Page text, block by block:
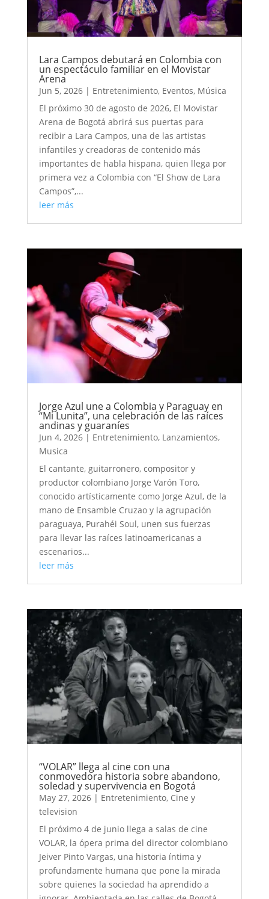
Lara Campos debutará en Colombia con
un espectáculo familiar en el Movistar
Arena
Jun 5, 2026| Entretenimiento, Eventos, Música
El próximo 30 de agosto de 2026, El Movistar
Arena de Bogotá abrirá sus puertas para
recibir a Lara Campos, una de las artistas
infantiles y creadoras de contenido más
importantes de habla hispana, quien llega por
primera vez a Colombia con “El Show de Lara
Campos”,...
leer más
Jorge Azul une a Colombia y Paraguay en
“Mi Lunita”, una celebración de las raíces
andinas y guaraníes
Jun 4, 2026| Entretenimiento, Lanzamientos,
Musica
El cantante, guitarronero, compositor y
productor colombiano Jorge Varón Toro,
conocido artísticamente como Jorge Azul, de la
mano de Ensamble Cruzao y la agrupación
paraguaya, Purahéi Soul, unen sus fuerzas
para llevar las raíces latinoamericanas a
escenarios...
leer más
“VOLAR” llega al cine con una
conmovedora historia sobre abandono,
soledad y supervivencia en Bogotá
May 27, 2026| Entretenimiento, Cine y
television
El próximo 4 de junio llega a salas de cine
VOLAR, la ópera prima del director colombiano
Jeiver Pinto Vargas, una historia íntima y
profundamente humana que pone la mirada
sobre quienes la sociedad ha aprendido a